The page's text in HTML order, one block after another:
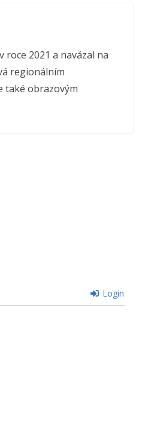
roce 2021 a navázal na
regionálním
také obrazovým
Login